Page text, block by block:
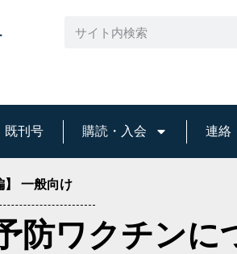
既刊号 購読・入会 連絡
一般向け
ワクチンに